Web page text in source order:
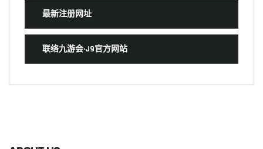
最新注册网址
联络九游会·J9官方网站